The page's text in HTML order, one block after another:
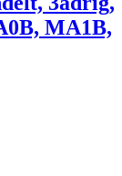
MA1B,